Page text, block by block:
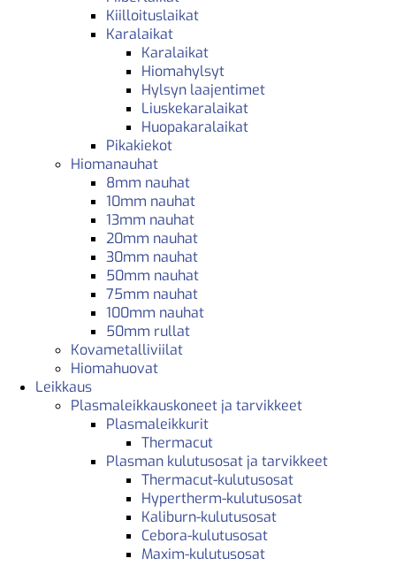
Kiilloituslaikat
Karalaikat
Karalaikat
Hiomahylsyt
Hylsyn laajentimet
Liuskekaralaikat
Huopakaralaikat
Pikakiekot
Hiomanauhat
8mm nauhat
10mm nauhat
13mm nauhat
20mm nauhat
30mm nauhat
50mm nauhat
75mm nauhat
100mm nauhat
50mm rullat
Kovametalliviilat
Hiomahuovat
Leikkaus
Plasmaleikkauskoneet ja tarvikkeet
Plasmaleikkurit
Thermacut
Plasman kulutusosat ja tarvikkeet
Thermacut-kulutusosat
Hypertherm-kulutusosat
Kaliburn-kulutusosat
Cebora-kulutusosat
Maxim-kulutusosat